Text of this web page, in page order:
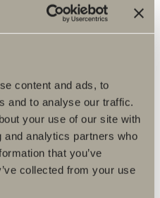
content and ads, to
and to analyse our traffic.
your use of our site with
analytics partners who
that you’ve
collected from your use